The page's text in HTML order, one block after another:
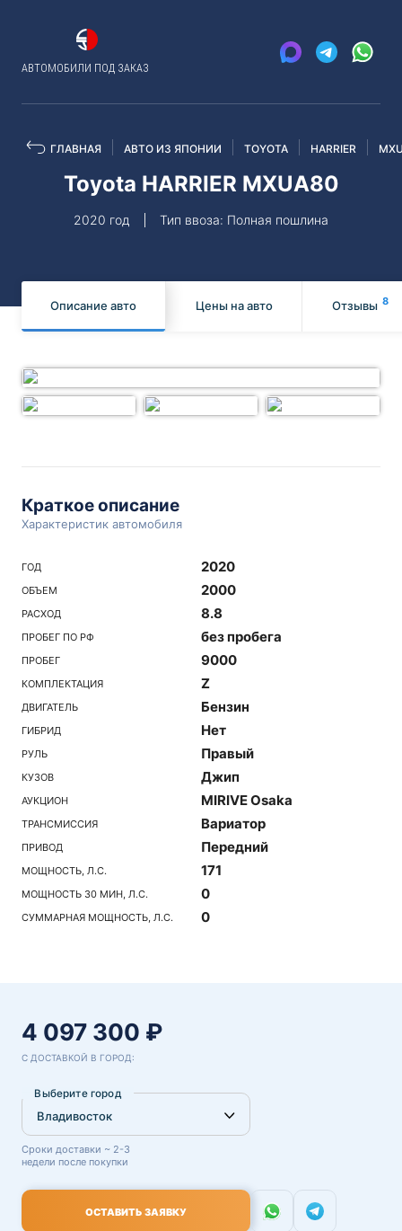
АВТОМОБИЛИ ПОД ЗАКАЗ
ГЛАВНАЯ АВТО ИЗ ЯПОНИИ TOYOTA HARRIER
Toyota HARRIER MXUA80
2020 год Тип ввоза: Полная пошлина
Описание авто Цены на авто Отзывы 8
Краткое описание
Характеристик автомобиля
ГОД 2020
ОБЪЕМ 2000
РАСХОД 8.8
ПРОБЕГ ПО РФ без пробега
ПРОБЕГ 9000
КОМПЛЕКТАЦИЯ Z
ДВИГАТЕЛЬ Бензин
ГИБРИД Нет
РУЛЬ Правый
КУЗОВ Джип
АУКЦИОН MIRIVE Osaka
ТРАНСМИССИЯ Вариатор
ПРИВОД Передний
МОЩНОСТЬ, Л.С. 171
МОЩНОСТЬ 30 МИН, Л.С. 0
СУММАРНАЯ МОЩНОСТЬ, Л.С. 0
4 097 300 ₽
С ДОСТАВКОЙ В ГОРОД:
Выберите город
Сроки доставки ~ 2-3
недели после покупки
ОСТАВИТЬ ЗАЯВКУ